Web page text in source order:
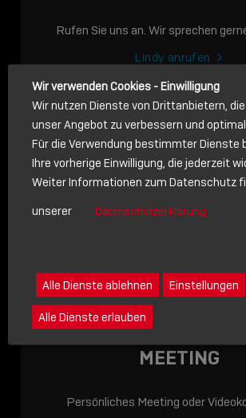
LINDY ACADEMY
JETZT ONLINE
VERFÜGBAR: DIE
LINDY ACADEMY –
WISSEN, DAS
Rufen Sie uns an. Wir sprechen
Lindy anrufen
NACHRICHT
Schreiben Sie lieber? Dann schicken Sie
MEETING
Persönliches Meeting oder
Wir verwenden Cookies - Einwilligung
Wir nutzen Dienste von Drittanbietern,
unser Angebot zu verbessern und
Für die Verwendung bestimmter Dienste
Ihre vorherige Einwilligung, die jederzeit
Weiter Informationen zum Datenschutz
unserer
Datenschutzerklärung
Alle Dienste ablehnen Einstellungen
Alle Dienste erlauben